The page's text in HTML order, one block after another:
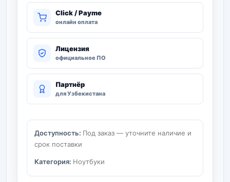
Click / Payme
онлайн оплата
Лицензия
официальное ПО
Партнёр
для Узбекистана
Доступность: Под заказ — уточните наличие и
срок поставки
Категория: Ноутбуки